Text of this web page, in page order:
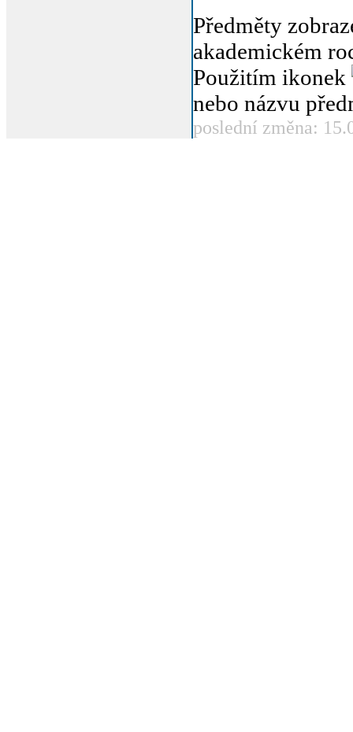
Předměty
akademickém
Použitím ikonek
nebo názvu
poslední změna: